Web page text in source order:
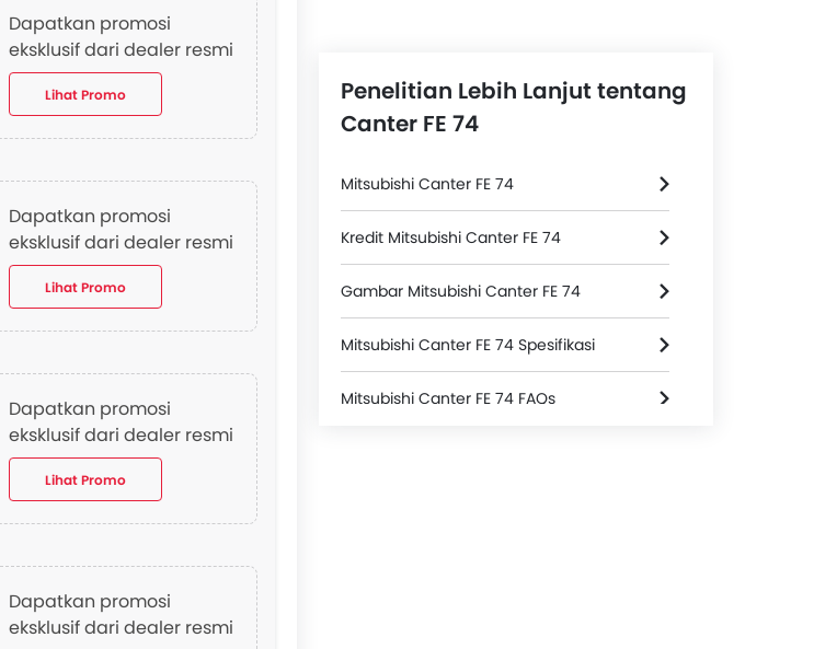
Dapatkan promosi
eksklusif dari dealer resmi
Lihat Promo
Dapatkan promosi
eksklusif dari dealer resmi
Lihat Promo
Dapatkan promosi
eksklusif dari dealer resmi
Lihat Promo
Dapatkan promosi
eksklusif dari dealer resmi
Penelitian Lebih Lanjut tentang
Canter FE 74
Mitsubishi Canter FE 74
Kredit Mitsubishi Canter FE 74
Gambar Mitsubishi Canter FE 74
Mitsubishi Canter FE 74 Spesifikasi
Mitsubishi Canter FE 74 FAQs